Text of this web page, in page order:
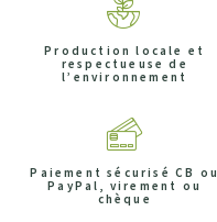
Production locale et
respectueuse de
l’environnement
Paiement sécurisé CB ou
PayPal, virement ou
chèque